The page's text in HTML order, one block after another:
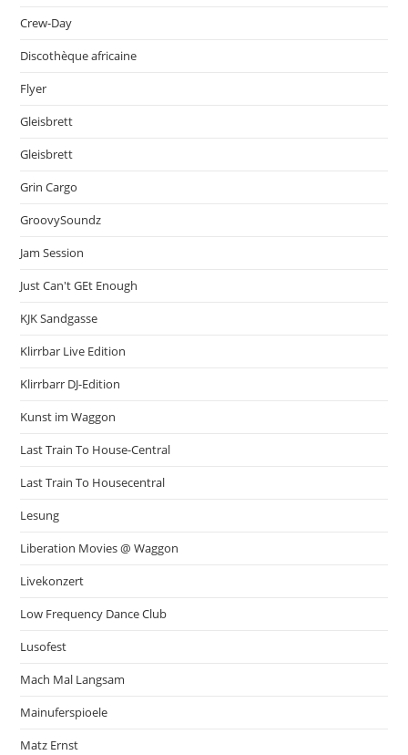
Crew-Day
Discothèque africaine
Flyer
Gleisbrett
Gleisbrett
Grin Cargo
GroovySoundz
Jam Session
Just Can't GEt Enough
KJK Sandgasse
Klirrbar Live Edition
Klirrbarr DJ-Edition
Kunst im Waggon
Last Train To House-Central
Last Train To Housecentral
Lesung
Liberation Movies @ Waggon
Livekonzert
Low Frequency Dance Club
Lusofest
Mach Mal Langsam
Mainuferspioele
Matz Ernst